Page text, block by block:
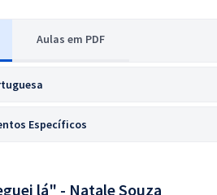
Aulas em PDF
Específicos
lá" - Natale Souza